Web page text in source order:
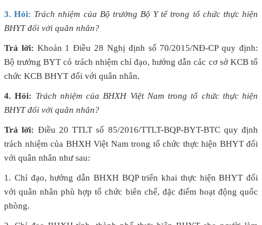
3. Hỏi: Trách nhiệm của Bộ trưởng Bộ Y tế trong tổ chức thực hiện
BHYT đối với quân nhân?
Trả lời: Khoản 1 Điều 28 Nghị định số 70/2015/NĐ-CP quy định:
Bộ trưởng BYT có trách nhiệm chỉ đạo, hướng dẫn các cơ sở KCB tổ
chức KCB BHYT đối với quân nhân.
4. Hỏi: Trách nhiệm của BHXH Việt Nam trong tổ chức thực hiện
BHYT đối với quân nhân?
Trả lời: Điều 20 TTLT số 85/2016/TTLT-BQP-BYT-BTC quy định
trách nhiệm của BHXH Việt Nam trong tổ chức thực hiện BHYT đối
với quân nhân như sau:
1. Chỉ đạo, hướng dẫn BHXH BQP triển khai thực hiện BHYT đối
với quân nhân phù hợp tổ chức biên chế, đặc điểm hoạt động quốc
phòng.